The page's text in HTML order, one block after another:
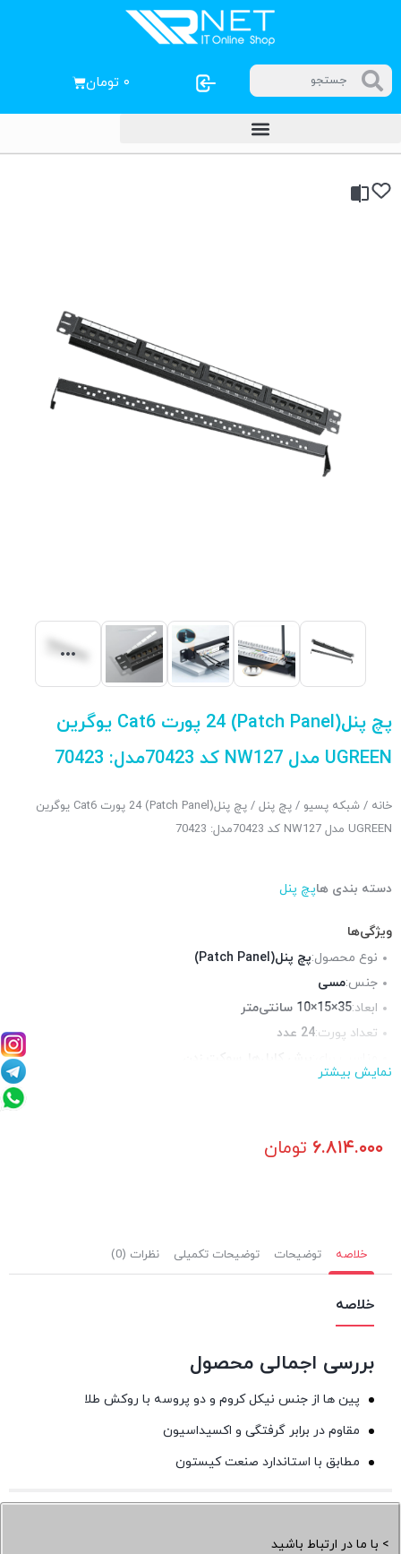
۰ تومان
پچ پنل(Patch Panel) 24 پورت Cat6 یوگرین
UGREEN مدل NW127 کد 70423مدل: 70423
خانه / شبکه پسیو / پچ پنل
/ پچ پنل(Patch Panel) 24 پورت Cat6 یوگرین
UGREEN مدل NW127 کد 70423مدل: 70423
دسته بندی هاپچ پنل
ویژگی‌ها
نوع محصول:پچ پنل(Patch Panel)
جنس:مسی
ابعاد:35×15×10 سانتی‌متر
تعداد پورت:24 عدد
پین ها از جنس نیکل کروم و دو پروسه با روکش طلا, حلقه
کابل عقب برای تثبیت آسان کابل, قابل استفاده برای کابینت
گرفتگی و اکسیداسیون
نمایش بیشتر
۶.۸۱۴.۰۰۰ تومان
خلاصه توضیحات توضیحات تکمیلی نظرات (0)
خلاصه
بررسی اجمالی محصول
پین ها از جنس نیکل کروم و دو پروسه با روکش طلا
مقاوم در برابر گرفتگی و اکسیداسیون
مطابق با استاندارد صنعت کیستون
> با ما در ارتباط باشید